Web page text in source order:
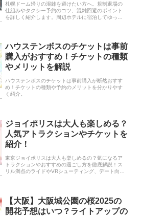
札幌ドーム帰りの混雑を避けたい方へ。規制退場の
仕組みやタクシー予約のコツ、混雑回避のポイント
を詳しく紹介します。周辺ホテルに宿泊してゆった
ハウステンボスのチケットは事前
購入がおすすめ！チケットの種類
やメリットを解説
ハウステンボスのチケットは事前購入が断然おすす
め！チケットの種類や予約のメリットを分かりやす
く紹介。
ジョイポリスは大人も楽しめる？
人気アトラクションやチケットを
紹介！
東京ジョイポリスは大人も楽しめるの？気になるア
トラクションやおすすめの過ごし方を徹底解説！ス
リル満点のライドやVRシューティング、デート向け
ワクする一日を過ごしてみませんか？
【大阪】大阪城公園の桜2025の
開花予想はいつ？ライトアップの